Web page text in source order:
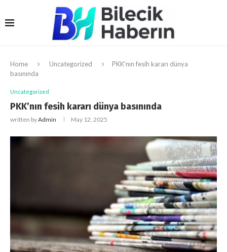
Home Uncategorized
PKK’nın fesih kararı dünya
basınında
Uncategorized
PKK’nın fesih kararı dünya basınında
written byAdmin May 12, 2025